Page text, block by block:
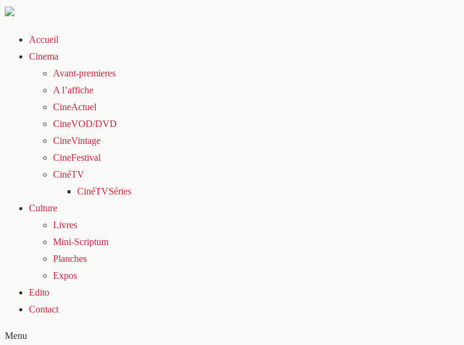
Accueil
Cinema
Avant-premieres
A l’affiche
CineActuel
CineVOD/DVD
CineVintage
CineFestival
CinéTV
CinéTVSéries
Culture
Livres
Mini-Scriptum
Planches
Expos
Edito
Contact
Menu